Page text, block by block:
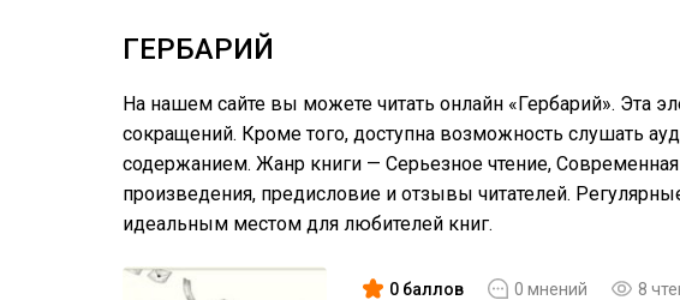
ГЕРБАРИЙ
На нашем сайте вы можете читать онлайн «Гербарий». Эта
сокращений. Кроме того, доступна возможность слушать
содержанием. Жанр книги — Серьезное чтение,
произведения, предисловие и отзывы читателей.
идеальным местом для любителей книг.
0 баллов 0 мнений 8